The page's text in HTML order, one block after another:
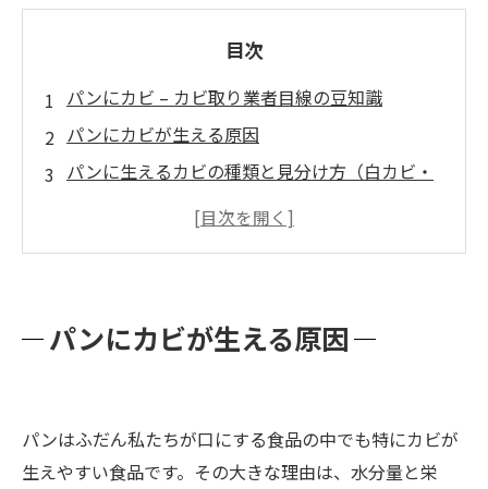
目次
パンにカビ – カビ取り業者目線の豆知識
パンにカビが生える原因
パンに生えるカビの種類と見分け方（白カビ・
青カビ・黒カビなど）
の影響や注意点）
業者が教える！正しいカビ知識と早めの対策を
パンにカビが生える原因
パンはふだん私たちが口にする食品の中でも特にカビが
生えやすい食品です。その大きな理由は、水分量と栄